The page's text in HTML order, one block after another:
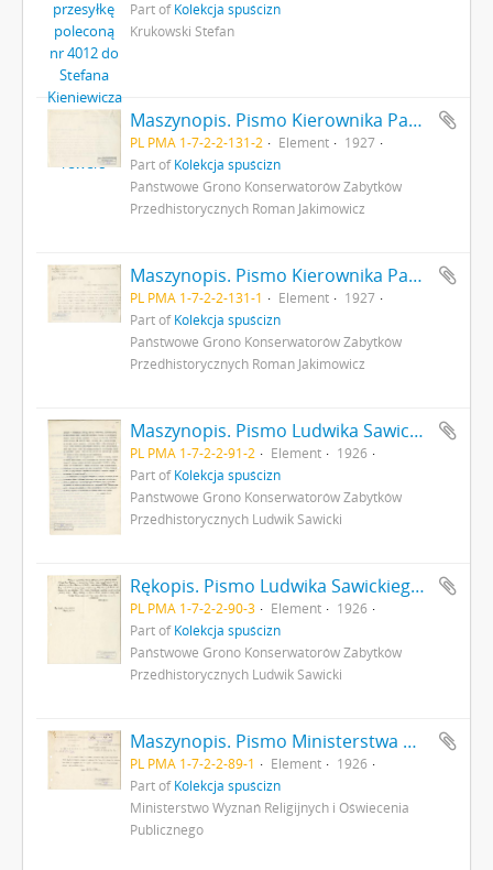
Part ofKolekcja spuścizn
Krukowski Stefan
Maszynopis. Pismo Kierownika Państwowego Grona Konserwatorów Zabytków Przedhistorycznych nr 354-IX z dn. 20 kwietnia 1927 r. do Ministerstwa Wyznań Religijnych i Oświecenia Publicznego odsyłające do ministerstwa pisemny wniosek (nr kanc. pisma 280) konserwatora M. Drewko z dn. 20 kwietnia 1927 r. o zasiłek na badania wykopaliskowe w Gródku pow. Równe w 1927 r. s. 2: strona z pieczątką Działu Dokumentacji PMA
PL PMA 1-7-2-2-131-2 Element
1927
Part ofKolekcja spuścizn
Państwowe Grono Konserwatorów Zabytków
Przedhistorycznych Roman Jakimowicz
Maszynopis. Pismo Kierownika Państwowego Grona Konserwatorów Zabytków Przedhistorycznych nr 354-IX z dn. 20 kwietnia 1927 r. do Ministerstwa Wyznań Religijnych i Oświecenia Publicznego odsyłające do ministerstwa pisemny wniosek (nr kanc. pisma 280) konserwatora M. Drewko z dn. 20 kwietnia 1927 r. o zasiłek na badania wykopaliskowe w Gródku pow. Równe w 1927 r. s. 1
PL PMA 1-7-2-2-131-1 Element
1927
Part ofKolekcja spuścizn
Państwowe Grono Konserwatorów Zabytków
Przedhistorycznych Roman Jakimowicz
Maszynopis. Pismo Ludwika Sawickiego do Ministra Robót Publicznych z dnia 25 sierpnia 1926 r. - podanie o dofinansowanie badań archeologicznych a także opisujące rezultaty dotychczasowych badań archeologicznych w Gródku pow. Równe s. 2: cd. strona z pieczątką Działu Dokumentacji PMA
PL PMA 1-7-2-2-91-2 Element
1926
Part ofKolekcja spuścizn
Państwowe Grono Konserwatorów Zabytków
Przedhistorycznych Ludwik Sawicki
Rękopis. Pismo Ludwika Sawickiego z dnia 3 września 1926 r. do Premiera RP opisujące rezultaty badań archeologicznych w Gródku pow. Równe. Pismo stanowi załącznik do pisma MWRiOP nr IVN9979/26 z dnia 22 września 1926 r. do PGKZP s. 3: cd. strona z pieczątką Działu Dokumentacji PMA
PL PMA 1-7-2-2-90-3 Element
1926
Part ofKolekcja spuścizn
Państwowe Grono Konserwatorów Zabytków
Przedhistorycznych Ludwik Sawicki
Maszynopis. Pismo Ministerstwa Wyznań Religijnych i Oświecenia Publicznego do Państwowego Grona Konserwatorów Zabytków Przedhistorycznych nr IVN9979/26 z dnia 22 września 1926 r. odsyłające do wiadomości Grona list konserwatora L. Sawickiego z dn. 3 września 1926 r. opisujący rezultaty badań archeologicznych w Gródku pow. Równe s. 1: strona z pieczątką Działu Dokumentacji PMA
PL PMA 1-7-2-2-89-1 Element
1926
Part ofKolekcja spuścizn
Ministerstwo Wyznań Religijnych i Oświecenia
Publicznego